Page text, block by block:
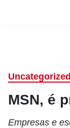
Uncategorized
MSN, é
Empresas e